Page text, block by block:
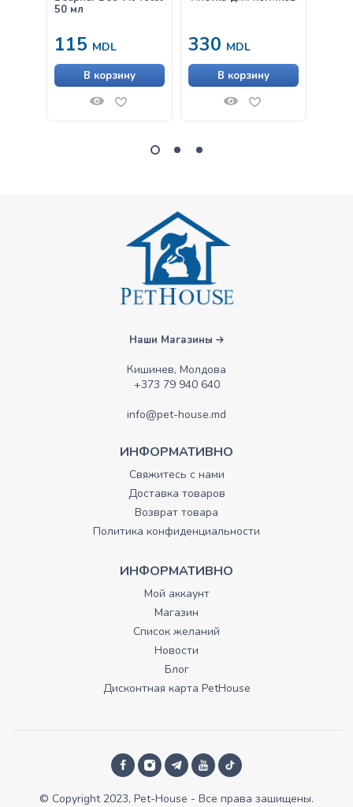
50 мл
115 MDL
В корзину
330 MDL
В корзину
Наши Магазины
Кишинев, Молдова
+373 79 940 640
info@pet-house.md
ИНФОРМАТИВНО
Свяжитесь с нами
Доставка товаров
Возврат товара
Политика конфиденциальности
ИНФОРМАТИВНО
Мой аккаунт
Магазин
Список желаний
Новости
Блог
Дисконтная карта PetHouse
© Copyright 2023, Pet-House - Все права зашищены.